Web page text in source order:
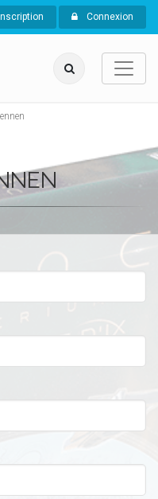
Inscription Connexion